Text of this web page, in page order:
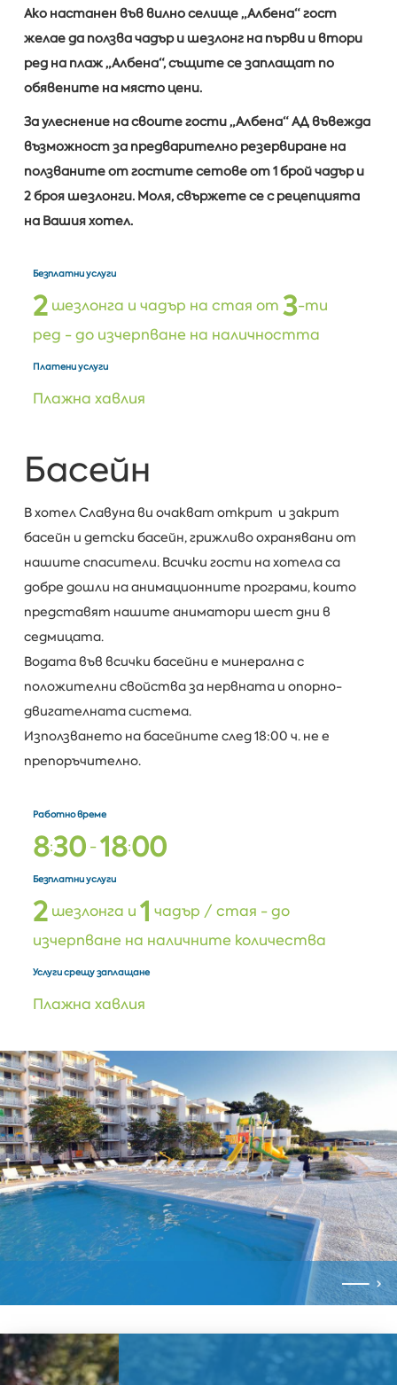
Ако настанен във вилно селище „Албена“ гост
желае да ползва чадър и шезлонг на първи и втори
ред на плаж „Албена“, същите се заплащат по
обявените на място цени.
За улеснение на своите гости „Албена“ АД въвежда
възможност за предварително резервиране на
ползваните от гостите сетове от 1 брой чадър и
2 броя шезлонги. Моля, свържете се с рецепцията
на Вашия хотел.
Безплатни услуги
2шезлонга и чадър на стая от 3-ти
ред - до изчерпване на наличността
Платени услуги
Плажна хавлия
Басейн
В хотел Славуна ви очакват открит и закрит
басейн и детски басейн, грижливо охранявани от
нашите спасители. Всички гости на хотела са
добре дошли на анимационните програми, които
представят нашите аниматори шест дни в
седмицата.
Водата във всички басейни е минерална с
положителни свойства за нервната и опорно-
двигателната система.
Използването на басейните след 18:00 ч. не е
препоръчително.
Работно време
8:30-18:00
Безплатни услуги
2шезлонга и 1 чадър / стая - до
изчерпване на наличните количества
Услуги срещу заплащане
Плажна хавлия